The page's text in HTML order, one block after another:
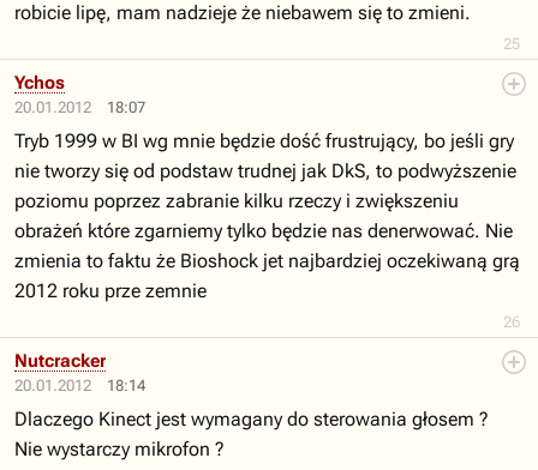
25
robicie lipę, mam nadzieje że niebawem się to zmieni.
20.01.2012 18:07
26
Ychos
Tryb 1999 w BI wg mnie będzie dość frustrujący, bo jeśli gry
nie tworzy się od podstaw trudnej jak DkS, to podwyższenie
poziomu poprzez zabranie kilku rzeczy i zwiększeniu
obrażeń które zgarniemy tylko będzie nas denerwować. Nie
zmienia to faktu że Bioshock jet najbardziej oczekiwaną grą
2012 roku prze zemnie
20.01.2012 18:14
Nutcracker
Dlaczego Kinect jest wymagany do sterowania głosem ?
Nie wystarczy mikrofon ?